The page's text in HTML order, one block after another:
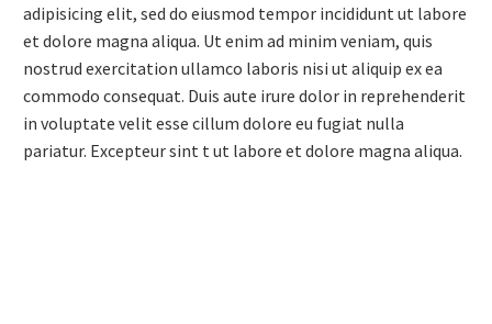
adipisicing elit, sed do eiusmod tempor incididunt ut labore
et dolore magna aliqua. Ut enim ad minim veniam, quis
nostrud exercitation ullamco laboris nisi ut aliquip ex ea
commodo consequat. Duis aute irure dolor in reprehenderit
in voluptate velit esse cillum dolore eu fugiat nulla
pariatur. Excepteur sint t ut labore et dolore magna aliqua.